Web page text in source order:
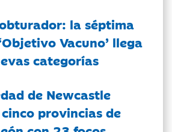
la séptima
Vacuno’ llega
categorías
de Newcastle
provincias de